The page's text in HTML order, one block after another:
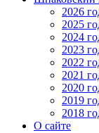
2026
2025
2024
2023
2022
2021
2020
2019
2018
О сайте